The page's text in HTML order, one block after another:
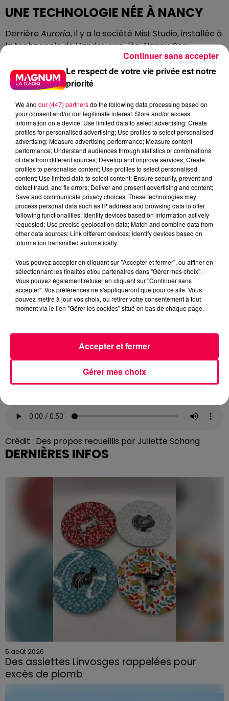
UNE TECHNOLOGIE NÉE À NANCY
Derrière Auroria, il y a la société Mist Studio, installée à
la technopole de Vandœuvre-lès-Nancy. Son
fondateur, Mathieu Burtin, a voulu allier jeu vidéo et
neurosciences. « L'idée est de capter précisément
l'attention des patients pour contrôler leur niveau de
Chaque détail, couleurs, mots, univers sonore, a été
pensé avec des spécialistes pour ne pas aggraver
l'état des patients.
C'est l'hôpital lui-même qui a servi de terrain
d'expérimentation. Mist Studio a contacté le service
pour réaliser les premiers tests. « C'est avec plaisir
que nous avons réalisé ces fast-tests, parce que ça
nous a vraiment permis de faire des soins plus
sereinement », témoigne Véronique Vuillemin.
À ce stade, l'hôpital ne dispose que d'un seul casque,
financé par l'association Les P'tits Phénix. L'ambition
chirurgie pour en maximiser l'usage. « On souhaiterait
que tout le personnel soit formé, de façon à ce que ce
casque permette aux enfants de réduire ces
moments de stress et de douleur pendant les soins »,
résume Véronique Vuillemin.
Une paire de lunettes, un monde de glace, et une
gâchette. Parfois, c'est suffisant pour changer un soin
en aventure.
Véronique Vuillemin, cadre de santé, explique
Crédit : Des propos recueillis par Juliette Schang
DERNIÈRES INFOS
5 août 2026
Des assiettes Linvosges rappelées pour
excès de plomb
Du plomb a été détecté dans deux assiettes en
Le respect de votre vie privée est notre
priorité
We and our (447) partnersdo the following data processing based on
your consent and/or our legitimate interest: Store and/or access
information on a device; Use limited data to select advertising; Create
profiles for personalised advertising; Use profiles to select personalised
advertising; Measure advertising performance; Measure content
performance; Understand audiences through statistics or combinations
of data from different sources; Develop and improve services; Create
profiles to personalise content; Use profiles to select personalised
content; Use limited data to select content; Ensure security, prevent and
detect fraud, and fix errors; Deliver and present advertising and content;
Save and communicate privacy choices. These technologies may
process personal data such as IP address and browsing data to offer
following functionalities: Identify devices based on information actively
requested; Use precise geolocation data; Match and combine data from
other data sources; Link different devices; Identify devices based on
information transmitted automatically.
Vous pouvez accepter en cliquant sur "Accepter et fermer", ou affiner en
sélectionnant les finalités et/ou partenaires dans "Gérer mes choix".
Vous pouvez également refuser en cliquant sur "Continuer sans
accepter". Vos préférences ne s'appliqueront que pour ce site. Vous
pouvez mettre à jour vos choix, ou retirer votre consentement à tout
moment via le lien "Gérer les cookies" situé en bas de chaque page.
Gérer mes choix
Accepter et fermer
Continuer sans accepter